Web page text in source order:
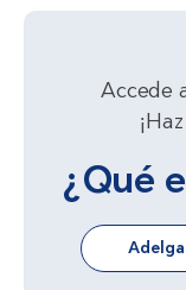
Accede
¿Qué